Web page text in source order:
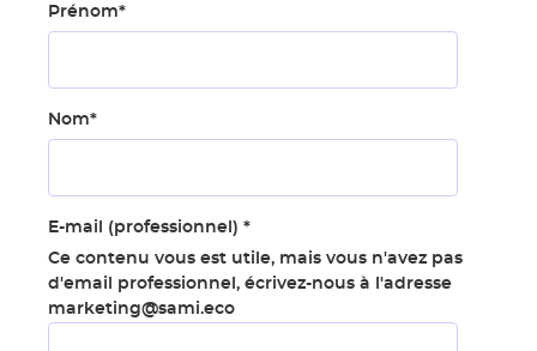
Prénom*
Nom*
E-mail (professionnel) *
Ce contenu vous est utile, mais vous n'avez pas
d'email professionnel, écrivez-nous à l'adresse
marketing@sami.eco